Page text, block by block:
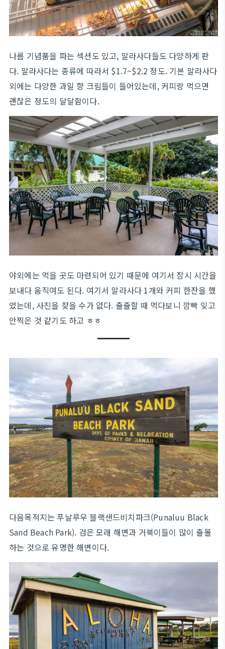
나름 기념품을 파는 섹션도 있고, 말라사다들도 다양하게 판
다. 말라사다는 종류에 따라서 $1.7~$2.2 정도. 기본 말라사다
외에는 다양한 과일 향 크림들이 들어있는데, 커피랑 먹으면
괜찮은 정도의 달달함이다.
야외에는 먹을 곳도 마련되어 있기 때문에 여기서 잠시 시간을
보내다 움직여도 된다. 여기서 말라사다 1개와 커피 한잔을 했
었는데, 사진을 찾을 수가 없다. 출출할 때 먹다보니 깜빡 잊고
안찍은 것 같기도 하고 ㅎㅎ
다음목적지는 푸날루우 블랙샌드비치파크(Punaluu Black
Sand Beach Park). 검은 모래 해변과 거북이들이 많이 출몰
하는 것으로 유명한 해변이다.